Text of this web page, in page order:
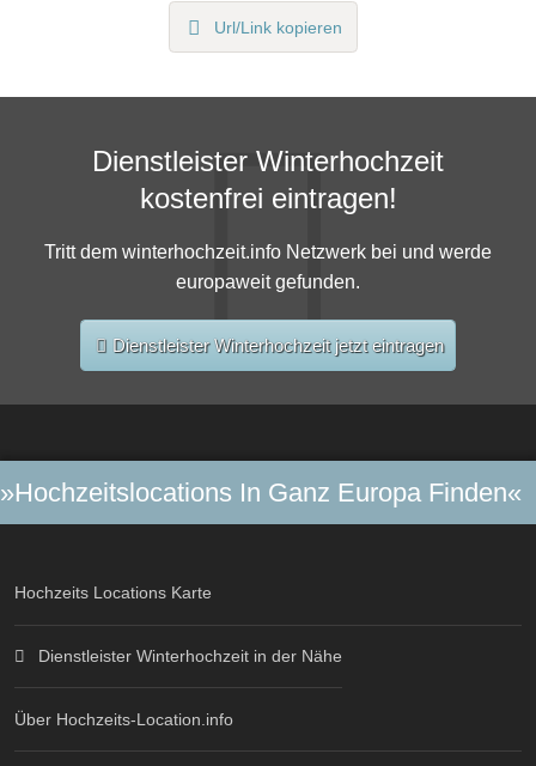
Url/Link kopieren
Dienstleister Winterhochzeit
kostenfrei eintragen!
Tritt dem winterhochzeit.info Netzwerk bei und werde
europaweit gefunden.
Dienstleister Winterhochzeit jetzt eintragen
»Hochzeitslocations In Ganz Europa Finden«
Hochzeits Locations Karte
Dienstleister Winterhochzeit in der Nähe
Über Hochzeits-Location.info